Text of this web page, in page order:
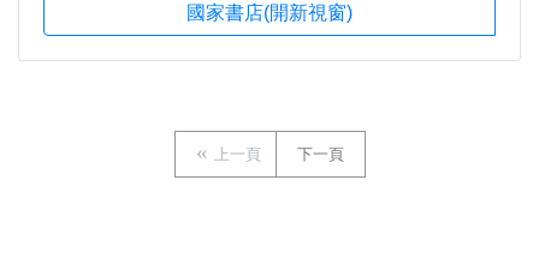
國家書店(開新視窗)
上一頁 下一頁